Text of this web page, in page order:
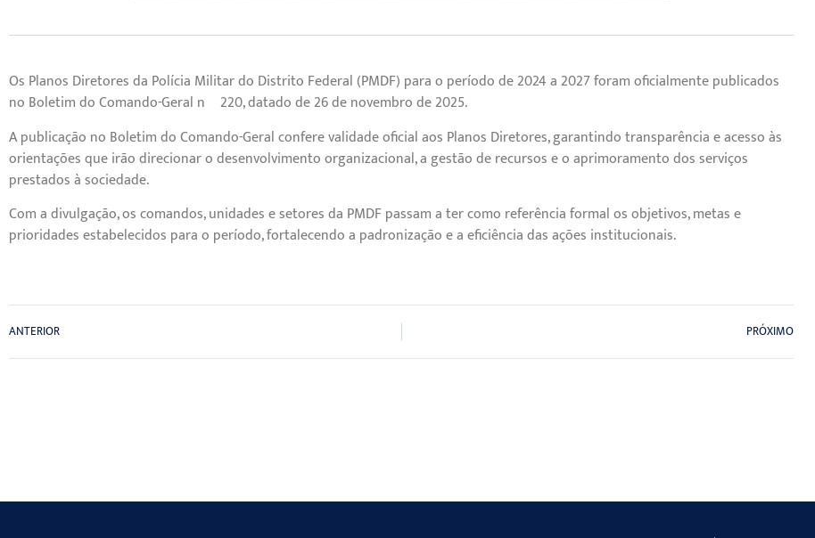
Os Planos Diretores da Polícia Militar do Distrito Federal (PMDF) para o período de 2024 a 2027 foram oficialmente publicados
no Boletim do Comando-Geral nº 220, datado de 26 de novembro de 2025.
A publicação no Boletim do Comando-Geral confere validade oficial aos Planos Diretores, garantindo transparência e acesso às
orientações que irão direcionar o desenvolvimento organizacional, a gestão de recursos e o aprimoramento dos serviços
prestados à sociedade.
Com a divulgação, os comandos, unidades e setores da PMDF passam a ter como referência formal os objetivos, metas e
prioridades estabelecidos para o período, fortalecendo a padronização e a eficiência das ações institucionais.
ANTERIOR PRÓXIMO